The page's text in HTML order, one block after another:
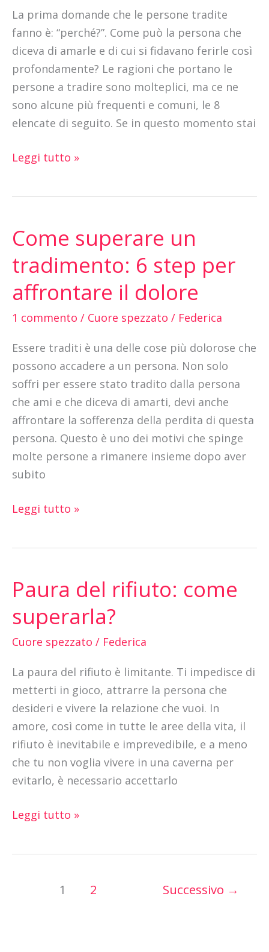
La prima domande che le persone tradite
fanno è: “perché?”. Come può la persona che
diceva di amarle e di cui si fidavano ferirle così
profondamente? Le ragioni che portano le
persone a tradire sono molteplici, ma ce ne
sono alcune più frequenti e comuni, le 8
elencate di seguito. Se in questo momento stai
cui
il
tuo
partner
ti
ha
tradito
Leggi tutto »
Come superare un
tradimento: 6 step per
affrontare il dolore
1 commento / Cuore spezzato / Federica
Essere traditi è una delle cose più dolorose che
possono accadere a un persona. Non solo
soffri per essere stato tradito dalla persona
che ami e che diceva di amarti, devi anche
affrontare la sofferenza della perdita di questa
persona. Questo è uno dei motivi che spinge
molte persone a rimanere insieme dopo aver
subito
Come
superare
un
tradimento:
6
step
per
il
dolore
Leggi tutto »
Paura del rifiuto: come
superarla?
Cuore spezzato / Federica
La paura del rifiuto è limitante. Ti impedisce di
metterti in gioco, attrarre la persona che
desideri e vivere la relazione che vuoi. In
amore, così come in tutte le aree della vita, il
rifiuto è inevitabile e imprevedibile, e a meno
che tu non voglia vivere in una caverna per
evitarlo, è necessario accettarlo
Paura
del
rifiuto:
come
Leggi tutto »
1 2 Successivo →